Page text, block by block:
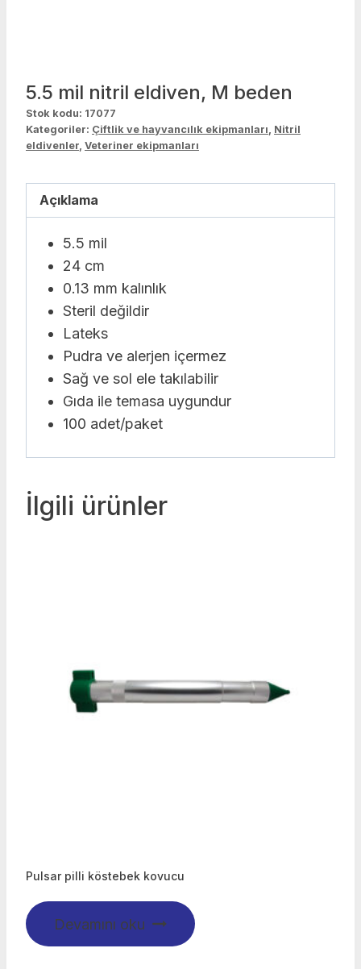
5.5 mil nitril eldiven, M beden
Stok kodu: 17077
Kategoriler: Çiftlik ve hayvancılık ekipmanları, Nitril
eldivenler, Veteriner ekipmanları
Açıklama
5.5 mil
24 cm
0.13 mm kalınlık
Steril değildir
Lateks
Pudra ve alerjen içermez
Sağ ve sol ele takılabilir
Gıda ile temasa uygundur
100 adet/paket
İlgili ürünler
Pulsar pilli köstebek kovucu
Devamını oku